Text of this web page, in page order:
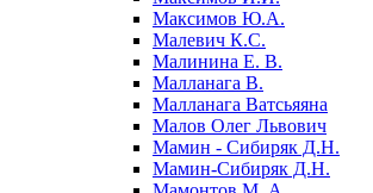
Максимов Ю.А.
Малевич К.С.
Малинина Е. В.
Малланага В.
Малланага Ватсьяяна
Малов Олег Львович
Мамин - Сибиряк Д.Н.
Мамин-Сибиряк Д.Н.